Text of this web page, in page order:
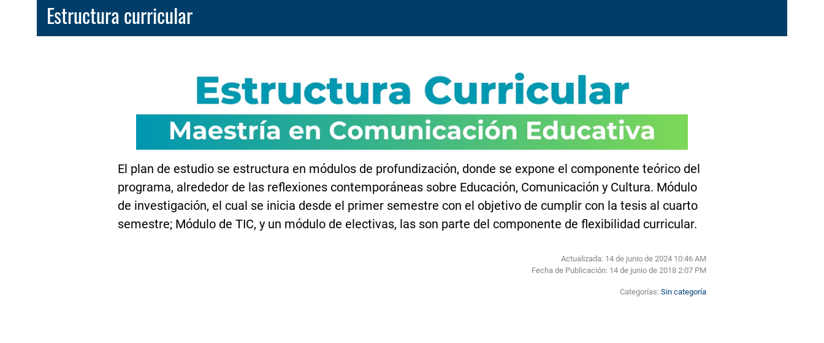
Estructura curricular
El plan de estudio se estructura en módulos de profundización, donde se expone el componente teórico del
programa, alrededor de las reflexiones contemporáneas sobre Educación, Comunicación y Cultura. Módulo
de investigación, el cual se inicia desde el primer semestre con el objetivo de cumplir con la tesis al cuarto
semestre; Módulo de TIC, y un módulo de electivas, las son parte del componente de flexibilidad curricular.
Actualizada: 14 de junio de 2024 10:46 AM
Fecha de Publicación: 14 de junio de 2018 2:07 PM
Categorías: Sin categoría